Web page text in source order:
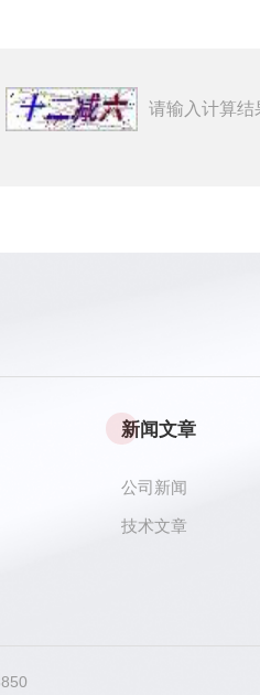
请输入计算结
新闻文章
公司新闻
技术文章